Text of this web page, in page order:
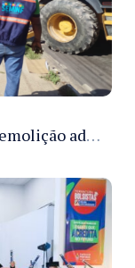
Prefeitura de Manaus promove demolição administrativa de cinco estruturas que ocupavam calçada pública